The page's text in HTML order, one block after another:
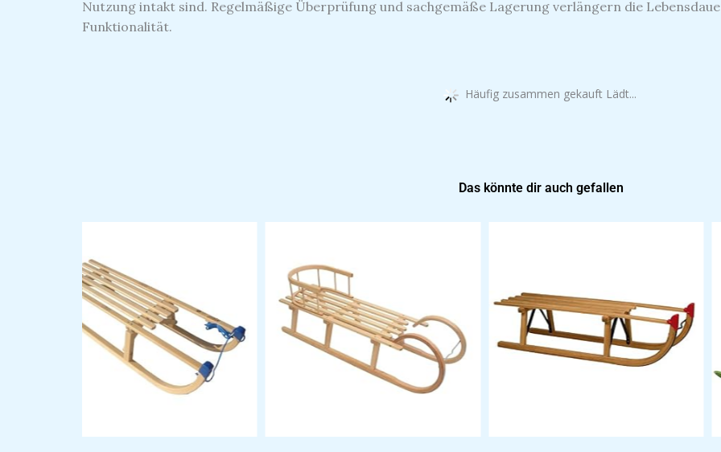
Nutzung intakt sind. Regelmäßige Überprüfung und sachgemäße Lagerung verlängern die
Funktionalität.
Häufig zusammen gekauft Lädt...
Das könnte dir auch gefallen